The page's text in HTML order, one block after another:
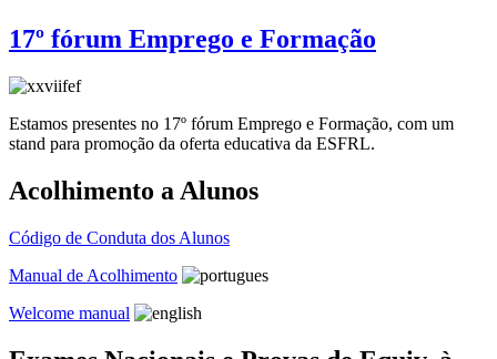
17º fórum Emprego e Formação
Estamos presentes no 17º fórum Emprego e Formação, com um
stand para promoção da oferta educativa da ESFRL.
Acolhimento a Alunos
Código de Conduta dos Alunos
Manual de Acolhimento
Welcome manual